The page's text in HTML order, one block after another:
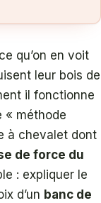
qu’on en voit
leur bois de
il fonctionne
« méthode
à chevalet dont
de force du
: expliquer le
d’un banc de